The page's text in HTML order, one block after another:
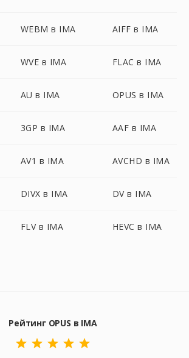
WEBM в IMA AIFF в IMA
WVE в IMA FLAC в IMA
AU в IMA OPUS в IMA
3GP в IMA AAF в IMA
AV1 в IMA AVCHD в IMA
DIVX в IMA DV в IMA
FLV в IMA HEVC в IMA
Рейтинг OPUS в IMA